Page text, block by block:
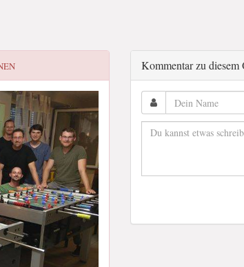
Kommentar zu diesem